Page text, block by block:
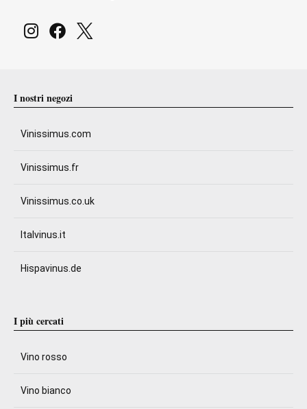
I nostri negozi
Vinissimus.com
Vinissimus.fr
Vinissimus.co.uk
Italvinus.it
Hispavinus.de
I più cercati
Vino rosso
Vino bianco